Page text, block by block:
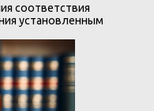
соответствия
установленным